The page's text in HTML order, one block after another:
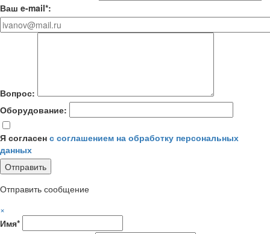
Ваш e-mail*:
Вопрос:
Оборудование:
Я согласен с соглашением на обработку персональных
данных
Отправить сообщение
×
Имя*